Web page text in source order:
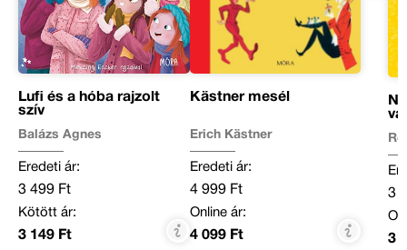
Lufi és a hóba rajzolt
szív
Balázs Ágnes
Eredeti ár:
3 499 Ft
Kötött ár:
3 149 Ft
Kästner mesél
Erich Kästner
Eredeti ár:
4 999 Ft
Online ár:
4 099 Ft
3
3